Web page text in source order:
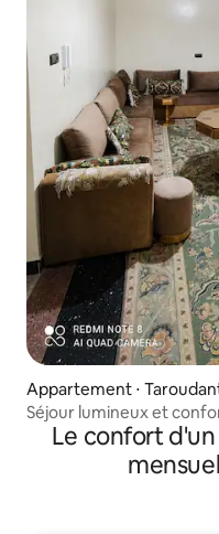
Appartement ⋅
Séjour lumineux et
Le confort